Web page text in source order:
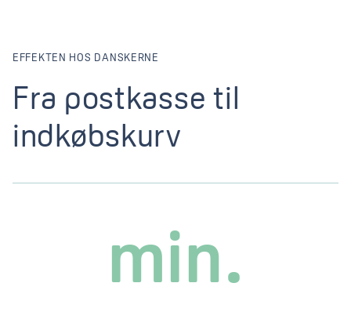
EFFEKTEN HOS DANSKERNE
Fra postkasse til
indkøbskurv
min.